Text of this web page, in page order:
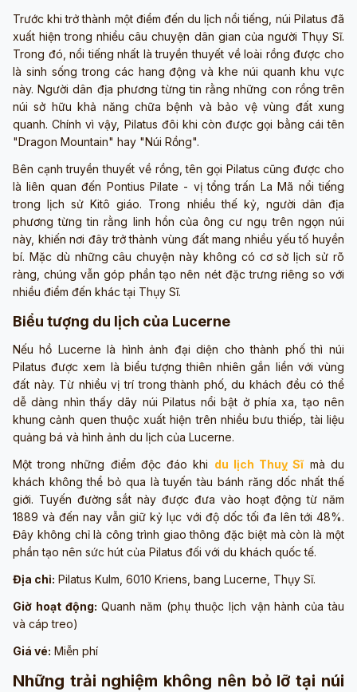
Trước khi trở thành một điểm đến du lịch nổi tiếng, núi Pilatus đã
xuất hiện trong nhiều câu chuyện dân gian của người Thụy Sĩ.
Trong đó, nổi tiếng nhất là truyền thuyết về loài rồng được cho
là sinh sống trong các hang động và khe núi quanh khu vực
này. Người dân địa phương từng tin rằng những con rồng trên
núi sở hữu khả năng chữa bệnh và bảo vệ vùng đất xung
quanh. Chính vì vậy, Pilatus đôi khi còn được gọi bằng cái tên
"Dragon Mountain" hay "Núi Rồng".
Bên cạnh truyền thuyết về rồng, tên gọi Pilatus cũng được cho
là liên quan đến Pontius Pilate - vị tổng trấn La Mã nổi tiếng
trong lịch sử Kitô giáo. Trong nhiều thế kỷ, người dân địa
phương từng tin rằng linh hồn của ông cư ngụ trên ngọn núi
này, khiến nơi đây trở thành vùng đất mang nhiều yếu tố huyền
bí. Mặc dù những câu chuyện này không có cơ sở lịch sử rõ
ràng, chúng vẫn góp phần tạo nên nét đặc trưng riêng so với
nhiều điểm đến khác tại Thụy Sĩ.
Biểu tượng du lịch của Lucerne
Nếu hồ Lucerne là hình ảnh đại diện cho thành phố thì núi
Pilatus được xem là biểu tượng thiên nhiên gắn liền với vùng
đất này. Từ nhiều vị trí trong thành phố, du khách đều có thể
dễ dàng nhìn thấy dãy núi Pilatus nổi bật ở phía xa, tạo nên
khung cảnh quen thuộc xuất hiện trên nhiều bưu thiếp, tài liệu
quảng bá và hình ảnh du lịch của Lucerne.
Một trong những điểm độc đáo khi du lịch Thuỵ Sĩmà du
khách không thể bỏ qua là tuyến tàu bánh răng dốc nhất thế
giới. Tuyến đường sắt này được đưa vào hoạt động từ năm
1889 và đến nay vẫn giữ kỷ lục với độ dốc tối đa lên tới 48%.
Đây không chỉ là công trình giao thông đặc biệt mà còn là một
phần tạo nên sức hút của Pilatus đối với du khách quốc tế.
Địa chỉ: Pilatus Kulm, 6010 Kriens, bang Lucerne, Thụy Sĩ.
Giờ hoạt động: Quanh năm (phụ thuộc lịch vận hành của tàu
và cáp treo)
Giá vé: Miễn phí
Những trải nghiệm không nên bỏ lỡ tại núi